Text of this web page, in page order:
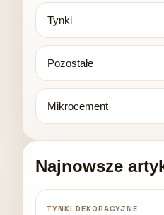
Tynki
Pozostałe
Mikrocement
Najnowsze
TYNKI DEKORACYJNE